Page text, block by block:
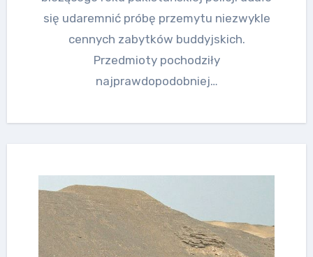
się udaremnić próbę przemytu niezwykle
cennych zabytków buddyjskich.
Przedmioty pochodziły
najprawdopodobniej…